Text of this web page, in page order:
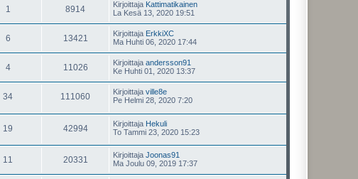
1 8914 Kirjoittaja Kattimatikainen
La Kesä 13, 2020 19:51
6 13421 Kirjoittaja ErkkiXC
Ma Huhti 06, 2020 17:44
4 11026 Kirjoittaja andersson91
Ke Huhti 01, 2020 13:37
34 111060 Kirjoittaja ville8e
Pe Helmi 28, 2020 7:20
19 42994 Kirjoittaja Hekuli
To Tammi 23, 2020 15:23
11 20331 Kirjoittaja Joonas91
Ma Joulu 09, 2019 17:37